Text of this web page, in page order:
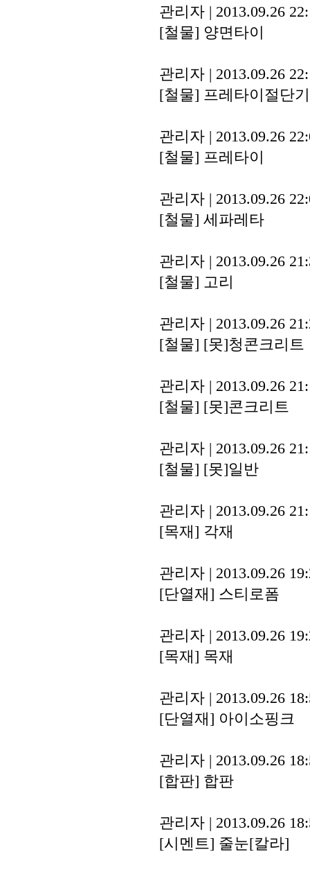
관리자 | 2013.09.26
[철물] 양면타이
관리자 | 2013.09.26
[철물] 프레타이절단기
관리자 | 2013.09.26
[철물] 프레타이
관리자 | 2013.09.26
[철물] 세파레타
관리자 | 2013.09.26
[철물] 고리
관리자 | 2013.09.26
[철물] [못]청콘크리트
관리자 | 2013.09.26
[철물] [못]콘크리트
관리자 | 2013.09.26
[철물] [못]일반
관리자 | 2013.09.26
[목재] 각재
관리자 | 2013.09.26
[단열재] 스티로폼
관리자 | 2013.09.26
[목재] 목재
관리자 | 2013.09.26
[단열재] 아이소핑크
관리자 | 2013.09.26
[합판] 합판
관리자 | 2013.09.26
[시멘트] 줄눈[칼라]